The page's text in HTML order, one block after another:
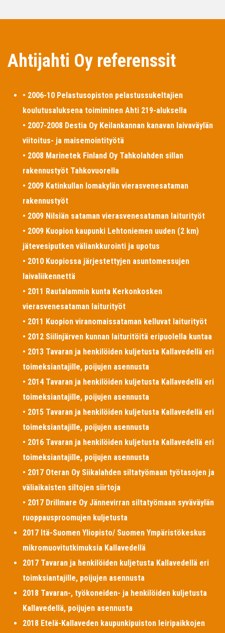
Ahtijahti Oy referenssit
• 2006-10 Pelastusopiston pelastussukeltajien
koulutusaluksena toimiminen Ahti 219-aluksella
• 2007-2008 Destia Oy Keilankannan kanavan laivaväylän
viitoitus- ja maisemointityötä
• 2008 Marinetek Finland Oy Tahkolahden sillan
rakennustyöt Tahkovuorella
• 2009 Katinkullan lomakylän vierasvenesataman
rakennustyöt
• 2009 Nilsiän sataman vierasvenesataman laiturityöt
• 2009 Kuopion kaupunki Lehtoniemen uuden (2 km)
jätevesiputken väliankkurointi ja upotus
• 2010 Kuopiossa järjestettyjen asuntomessujen
laivaliikennettä
• 2011 Rautalammin kunta Kerkonkosken
vierasvenesataman laiturityöt
• 2011 Kuopion viranomaissataman kelluvat laiturityöt
• 2012 Siilinjärven kunnan laituritöitä eripuolella kuntaa
• 2013 Tavaran ja henkilöiden kuljetusta Kallavedellä eri
toimeksiantajille, poijujen asennusta
• 2014 Tavaran ja henkilöiden kuljetusta Kallavedellä eri
toimeksiantajille, poijujen asennusta
• 2015 Tavaran ja henkilöiden kuljetusta Kallavedellä eri
toimeksiantajille, poijujen asennusta
• 2016 Tavaran ja henkilöiden kuljetusta Kallavedellä eri
toimeksiantajille, poijujen asennusta
• 2017 Oteran Oy Siikalahden siltatyömaan työtasojen ja
väliaikaisten siltojen siirtoja
• 2017 Drillmare Oy Jännevirran siltatyömaan syväväylän
ruoppausproomujen kuljetusta
2017 Itä-Suomen Yliopisto/ Suomen Ympäristökeskus
mikromuovitutkimuksia Kallavedellä
2017 Tavaran ja henkilöiden kuljetusta Kallavedellä eri
toimksiantajille, poijujen asennusta
2018 Tavaran-, työkoneiden- ja henkilöiden kuljetusta
Kallavedellä, poijujen asennusta
2018 Etelä-Kallaveden kaupunkipuiston leiripaikkojen